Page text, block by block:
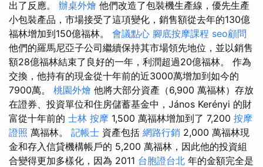
出了反應。 辦桌外燴 他們改造了包裝機生產線，優先生產
小包裝產品，市場接受了這項變化，銷售額從去年的130億
福林增加到150億福林。 會議點心 腳底按摩課程 seo顧問
他們的羅馬尼亞子公司繼續保持其市場領先地位，並以銷售
額28億福林結束了良好的一年，利潤超過20億福林。 作為
交換，他持有的現金從十年前的近3000萬增加到如今的
7900萬。 桃園外燴 他將大部分資產（6,900 萬福林）存放
在證券、投資單位和住房儲蓄基金中，János Kerényi 的財
富從十年前的 士林 按摩 1,500 萬福林增加到了 7,200 按摩
證照 萬福林。 記帳士 資產包括 網路行銷 2,000 萬福林現
金和存入信貸機構帳戶的 5,200 萬福林，因此他的投資組
合變得更加多樣化，因為 2011 台胞證台北 年的金額完全是